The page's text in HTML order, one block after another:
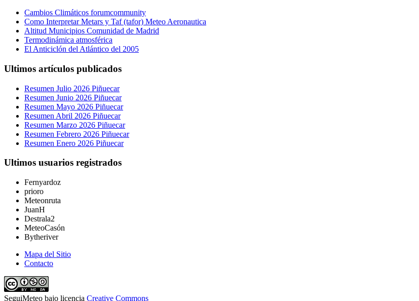
Cambios Climáticos forumcommunity
Como Interpretar Metars y Taf (tafor) Meteo Aeronautica
Altitud Municipios Comunidad de Madrid
Termodinámica atmosférica
El Anticiclón del Atlántico del 2005
Ultimos artículos publicados
Resumen Julio 2026 Piñuecar
Resumen Junio 2026 Piñuecar
Resumen Mayo 2026 Piñuecar
Resumen Abril 2026 Piñuecar
Resumen Marzo 2026 Piñuecar
Resumen Febrero 2026 Piñuecar
Resumen Enero 2026 Piñuecar
Ultimos usuarios registrados
Fernyardoz
prioro
Meteonruta
JuanH
Destrala2
MeteoCasón
Bytheriver
Mapa del Sitio
Contacto
SeguiMeteo bajo licencia Creative Commons